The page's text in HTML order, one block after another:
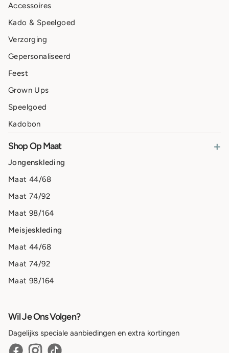
Accessoires
Kado & Speelgoed
Verzorging
Gepersonaliseerd
Feest
Grown Ups
Speelgoed
Kadobon
Shop Op Maat +
Jongenskleding
Maat 44/68
Maat 74/92
Maat 98/164
Meisjeskleding
Maat 44/68
Maat 74/92
Maat 98/164
Wil Je Ons Volgen?
Dagelijks speciale aanbiedingen en extra kortingen